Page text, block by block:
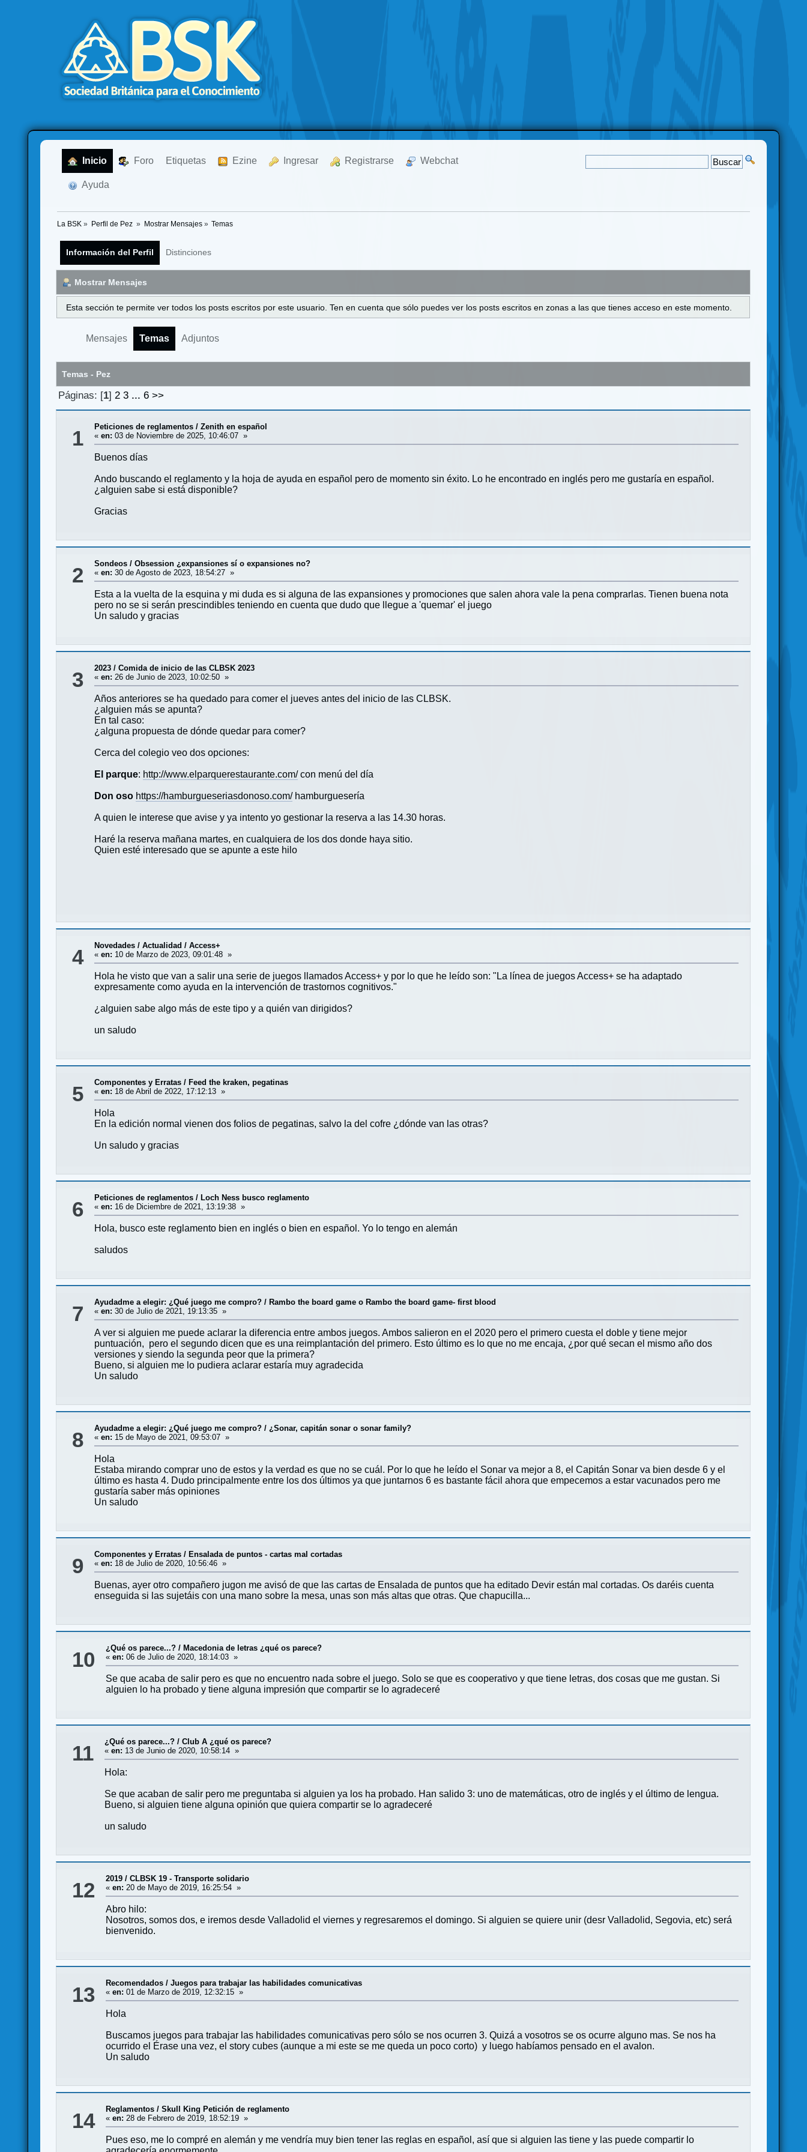
Inicio Foro Etiquetas Ezine Ingresar Registrarse Webchat
Ayuda
La BSK » Perfil de Pez » Mostrar Mensajes» Temas
Información del Perfil Distinciones
Mostrar Mensajes
Esta sección te permite ver todos los posts escritos por este usuario. Ten en cuenta que sólo puedes ver los posts escritos en zonas a las que tienes acceso en este momento.
Mensajes Temas Adjuntos
Temas - Pez
Páginas: [1] 2 3 ... 6 >>
1 Peticiones de reglamentos /Zenith en español
«en: 03 de Noviembre de 2025, 10:46:07 »
Buenos días
Ando buscando el reglamento y la hoja de ayuda en español pero de momento sin éxito. Lo he encontrado en inglés pero me gustaría en español.
¿alguien sabe si está disponible?
Gracias
2 Sondeos /Obsession ¿expansiones sí o expansiones no?
«en: 30 de Agosto de 2023, 18:54:27 »
Esta a la vuelta de la esquina y mi duda es si alguna de las expansiones y promociones que salen ahora vale la pena comprarlas. Tienen buena nota
pero no se si serán prescindibles teniendo en cuenta que dudo que llegue a 'quemar' el juego
Un saludo y gracias
3 2023 /Comida de inicio de las CLBSK 2023
«en: 26 de Junio de 2023, 10:02:50 »
Años anteriores se ha quedado para comer el jueves antes del inicio de las CLBSK.
¿alguien más se apunta?
En tal caso:
¿alguna propuesta de dónde quedar para comer?
Cerca del colegio veo dos opciones:
El parque: http://www.elparquerestaurante.com/con menú del día
Don oso https://hamburgueseriasdonoso.com/hamburguesería
A quien le interese que avise y ya intento yo gestionar la reserva a las 14.30 horas.
Haré la reserva mañana martes, en cualquiera de los dos donde haya sitio.
Quien esté interesado que se apunte a este hilo
4 Novedades / Actualidad /Access+
«en: 10 de Marzo de 2023, 09:01:48 »
Hola he visto que van a salir una serie de juegos llamados Access+ y por lo que he leído son: "La línea de juegos Access+ se ha adaptado
expresamente como ayuda en la intervención de trastornos cognitivos."
¿alguien sabe algo más de este tipo y a quién van dirigidos?
un saludo
5 Componentes y Erratas / Feed the kraken, pegatinas
«en: 18 de Abril de 2022, 17:12:13 »
Hola
En la edición normal vienen dos folios de pegatinas, salvo la del cofre ¿dónde van las otras?
Un saludo y gracias
6 Peticiones de reglamentos / Loch Ness busco reglamento
«en: 16 de Diciembre de 2021, 13:19:38 »
Hola, busco este reglamento bien en inglés o bien en español. Yo lo tengo en alemán
saludos
7 Ayudadme a elegir: ¿Qué juego me compro? / Rambo the board game o Rambo the board game- first blood
«en: 30 de Julio de 2021, 19:13:35 »
A ver si alguien me puede aclarar la diferencia entre ambos juegos. Ambos salieron en el 2020 pero el primero cuesta el doble y tiene mejor
puntuación, pero el segundo dicen que es una reimplantación del primero. Esto último es lo que no me encaja, ¿por qué secan el mismo año dos
versiones y siendo la segunda peor que la primera?
Bueno, si alguien me lo pudiera aclarar estaría muy agradecida
Un saludo
8 Ayudadme a elegir: ¿Qué juego me compro? /¿Sonar, capitán sonar o sonar family?
«en: 15 de Mayo de 2021, 09:53:07 »
Hola
Estaba mirando comprar uno de estos y la verdad es que no se cuál. Por lo que he leído el Sonar va mejor a 8, el Capitán Sonar va bien desde 6 y el
último es hasta 4. Dudo principalmente entre los dos últimos ya que juntarnos 6 es bastante fácil ahora que empecemos a estar vacunados pero me
gustaría saber más opiniones
Un saludo
9 Componentes y Erratas / Ensalada de puntos - cartas mal cortadas
«en: 18 de Julio de 2020, 10:56:46 »
Buenas, ayer otro compañero jugon me avisó de que las cartas de Ensalada de puntos que ha editado Devir están mal cortadas. Os daréis cuenta
enseguida si las sujetáis con una mano sobre la mesa, unas son más altas que otras. Que chapucilla...
10 ¿Qué os parece...? / Macedonia de letras ¿qué os parece?
«en: 06 de Julio de 2020, 18:14:03 »
Se que acaba de salir pero es que no encuentro nada sobre el juego. Solo se que es cooperativo y que tiene letras, dos cosas que me gustan. Si
alguien lo ha probado y tiene alguna impresión que compartir se lo agradeceré
11 ¿Qué os parece...? /Club A ¿qué os parece?
«en: 13 de Junio de 2020, 10:58:14 »
Hola:
Se que acaban de salir pero me preguntaba si alguien ya los ha probado. Han salido 3: uno de matemáticas, otro de inglés y el último de lengua.
Bueno, si alguien tiene alguna opinión que quiera compartir se lo agradeceré
un saludo
12 2019 /CLBSK 19 - Transporte solidario
«en: 20 de Mayo de 2019, 16:25:54 »
Abro hilo:
Nosotros, somos dos, e iremos desde Valladolid el viernes y regresaremos el domingo. Si alguien se quiere unir (desr Valladolid, Segovia, etc) será
bienvenido.
13 Recomendados /Juegos para trabajar las habilidades comunicativas
«en: 01 de Marzo de 2019, 12:32:15 »
Hola
Buscamos juegos para trabajar las habilidades comunicativas pero sólo se nos ocurren 3. Quizá a vosotros se os ocurre alguno mas. Se nos ha
ocurrido el Érase una vez, el story cubes (aunque a mi este se me queda un poco corto) y luego habíamos pensado en el avalon.
Un saludo
14 Reglamentos /Skull King Petición de reglamento
«en: 28 de Febrero de 2019, 18:52:19 »
Pues eso, me lo compré en alemán y me vendría muy bien tener las reglas en español, así que si alguien las tiene y las puede compartir lo